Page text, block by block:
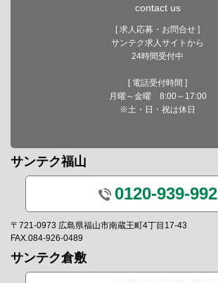
contact us
[ 求人応募・お問合せ ]
サンテク求人サイトから
24時間受付中
[ 電話受付時間 ]
月曜～金曜 8:00～17:00
※土・日・祝は休日
サンテク福山
0120-939-992
〒721-0973 広島県福山市南蔵王町4丁目17-43
FAX.084-926-0489
サンテク倉敷